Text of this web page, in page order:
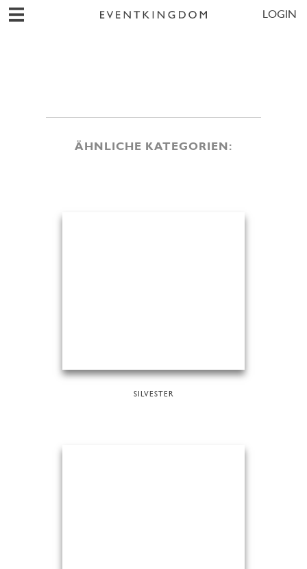
LOGIN
ÄHNLICHE KATEGORIEN:
SILVESTER